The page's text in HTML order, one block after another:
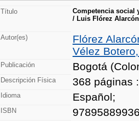
Título
Competencia social
/ Luis Flórez
Autor(es)
Flórez
Vélez
Publicación Bogotá
Descripción Física 368 páginas
Idioma Español;
ISBN